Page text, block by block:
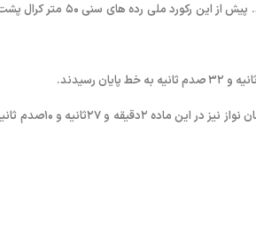
نواز با ٢٨ثانیه و ٣١صدم ثانیه و همچنین رهام پیروانی با ٢٨ثانیه و ٣۰صدم ثانیه رکورد ملی ایران را شکستند. پیش از این
در ٢۰۰ متر مختلط انفرادی نیز رهام پیروانی با زمان ٢دقیقه و ١٧ثانیه و ٩۶صدم ثانیه به خط پایان رسید. میهمان نواز